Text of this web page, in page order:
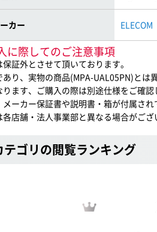
カー ELECOM
に際してのご注意事項
証外とさせて頂いております。
り、実物の商品(MPA-UAL05PN)とは
ます、ご購入の際は別途仕様をご確認
ーカー保証書や説明書・箱が付属され
店舗・法人事業部と異なる場合がござ
ゴリの閲覧ランキング